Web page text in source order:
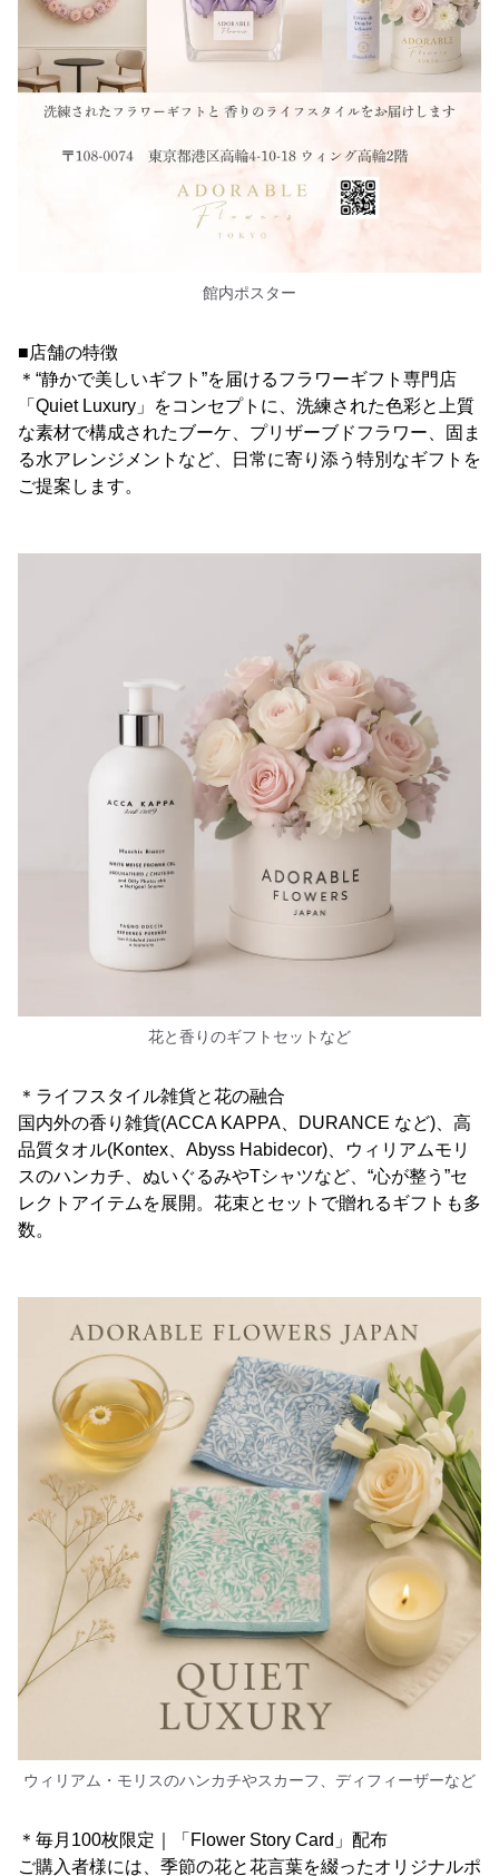
館内ポスター
■店舗の特徴
＊“静かで美しいギフト”を届けるフラワーギフト専門店
「Quiet Luxury」をコンセプトに、洗練された色彩と上質
な素材で構成されたブーケ、プリザーブドフラワー、固ま
る水アレンジメントなど、日常に寄り添う特別なギフトを
ご提案します。
花と香りのギフトセットなど
＊ライフスタイル雑貨と花の融合
国内外の香り雑貨(ACCA KAPPA、DURANCE など)、高
品質タオル(Kontex、Abyss Habidecor)、ウィリアムモリ
スのハンカチ、ぬいぐるみやTシャツなど、“心が整う”セ
レクトアイテムを展開。花束とセットで贈れるギフトも多
数。
ウィリアム・モリスのハンカチやスカーフ、ディフィーザーなど
＊毎月100枚限定｜「Flower Story Card」配布
ご購入者様には、季節の花と花言葉を綴ったオリジナルポ